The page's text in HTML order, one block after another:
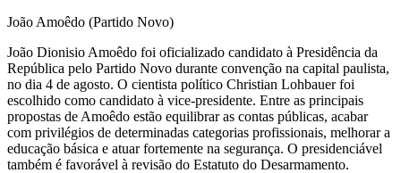
João Amoêdo (Partido Novo)
João Dionisio Amoêdo foi oficializado candidato à Presidência da
República pelo Partido Novo durante convenção na capital paulista,
no dia 4 de agosto. O cientista político Christian Lohbauer foi
escolhido como candidato à vice-presidente. Entre as principais
propostas de Amoêdo estão equilibrar as contas públicas, acabar
com privilégios de determinadas categorias profissionais, melhorar a
educação básica e atuar fortemente na segurança. O presidenciável
também é favorável à revisão do Estatuto do Desarmamento.